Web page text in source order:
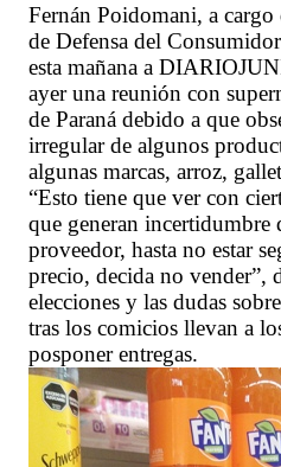
Fernán Poidomani, a
de Defensa del
esta mañana a
ayer una reunión con
de Paraná debido a que
irregular de algunos
algunas marcas, arroz,
“Esto tiene que ver con
que generan incertidumbre
proveedor, hasta no estar
precio, decida no vender”,
elecciones y las dudas
tras los comicios llevan a
posponer entregas.